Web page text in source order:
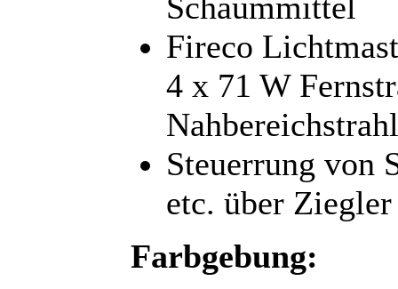
Fireco
4 x 71 W
Steuerrung von
etc. über
Farbgebung: